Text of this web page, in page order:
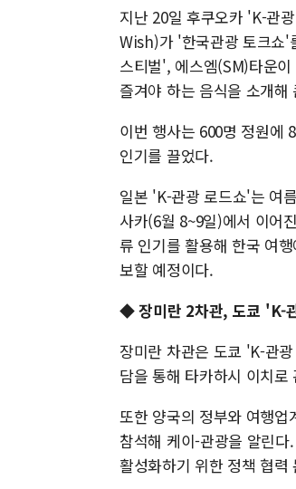
지난 20일 후쿠오카 'K-관
Wish)가 '한국관광 토크쇼'
스티벌', 에스엠(SM)타운
즐겨야 하는 음식을 소개해
이번 행사는 600명 정원에
인기를 끌었다.
일본 'K-관광 로드쇼'는 여
사카(6월 8~9일)에서 이어
류 인기를 활용해 한국 여
보할 예정이다.
◆장미란 2차관, 도쿄 'K-
장미란 차관은 도쿄 'K-관
담을 통해 타카하시 이치
또한 양국의 정부와 여행
참석해 케이-관광을 알린
활성화하기 위한 정책 협력